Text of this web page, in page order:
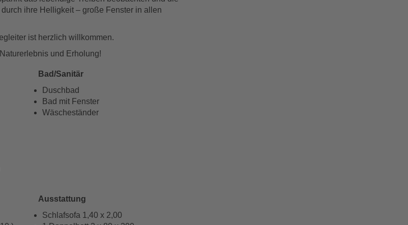
ihre Helligkeit – große Fenster in allen
ist herzlich willkommen.
und Erholung!
Bad/Sanitär
Duschbad
Bad mit Fenster
Wäscheständer
Ausstattung
Schlafsofa 1,40 x 2,00